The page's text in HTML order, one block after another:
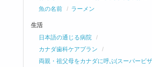
魚の名前
ラーメン
生活
日本語の通じる病院
カナダ歯科ケアプラン
両親・祖父母をカナダに呼ぶ(スーパービ